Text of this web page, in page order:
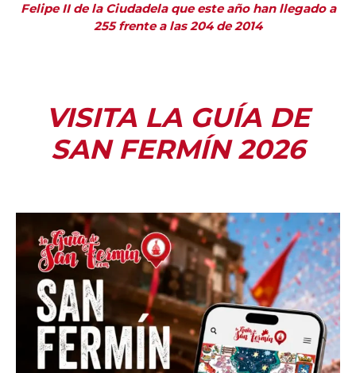
Felipe II de la Ciudadela que este año han llegado a
255 frente a las 204 de 2014
VISITA LA GUÍA DE
SAN FERMÍN 2026